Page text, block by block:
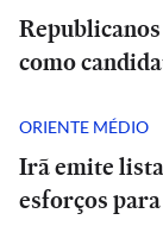
como
ORIENTE MÉDIO
Irã emite
esforços